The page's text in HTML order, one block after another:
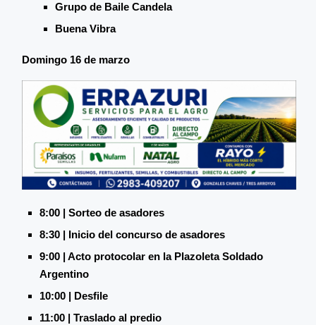
Grupo de Baile Candela
Buena Vibra
Domingo 16 de marzo
8:00 | Sorteo de asadores
8:30 | Inicio del concurso de asadores
9:00 | Acto protocolar en la Plazoleta Soldado
Argentino
10:00 | Desfile
11:00 | Traslado al predio